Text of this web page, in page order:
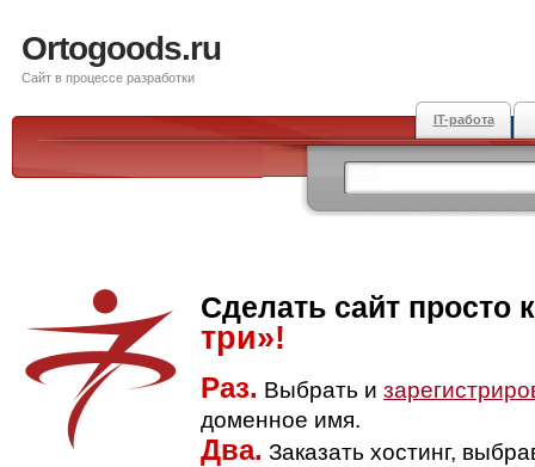
Ortogoods.ru
Сайт в процессе разработки
IT-работа
Сделать сайт просто
три»!
Раз. Выбрать и
доменное имя.
Два. Заказать хостинг,